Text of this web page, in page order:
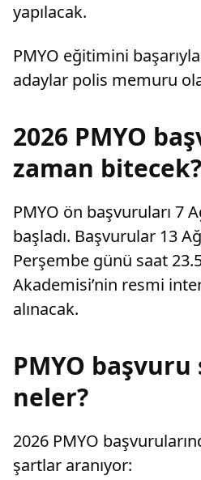
yapılacak.
PMYO eğitimini
adaylar polis memuru
2026 PMYO
zaman bitecek?
PMYO ön başvuruları 7
başladı. Başvurular 13
Perşembe günü saat
Akademisi’nin resmi
alınacak.
PMYO başvuru
neler?
2026 PMYO
şartlar aranıyor: